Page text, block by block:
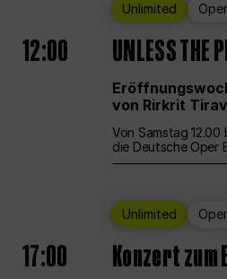
Unlimited Oper
12:00 UNLESS THE
von Rirkrit
Von Samstag 12.00
die Deutsche Oper
Unlimited Oper
17:00 Konzert